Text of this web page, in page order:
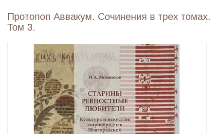
Протопоп Аввакум. Сочинения в трех томах.
Том 3.